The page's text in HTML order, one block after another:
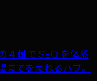
4 軸で SEO を体系
でを束ねるハブ。